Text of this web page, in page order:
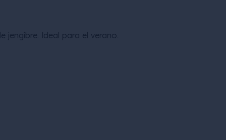
Ideal para el verano.